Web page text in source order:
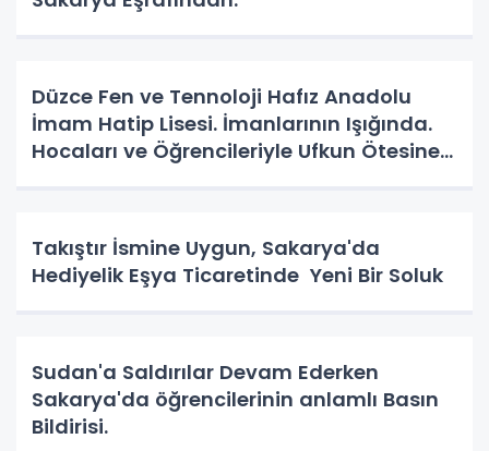
Düzce Fen ve Tennoloji Hafız Anadolu
İmam Hatip Lisesi. İmanlarının Işığında.
Hocaları ve Öğrencileriyle Ufkun Ötesine
Takıştır İsmine Uygun, Sakarya'da
Hediyelik Eşya Ticaretinde Yeni Bir Soluk
Sudan'a Saldırılar Devam Ederken
Sakarya'da öğrencilerinin anlamlı Basın
Bildirisi.